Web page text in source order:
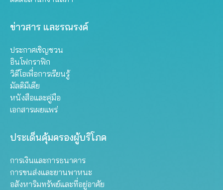
ข่าวสาร และรณรงค์
ประกาศเชิญชวน
อินโฟกราฟิก
วิดีโอเพื่อการเรียนรู้
มัลติมีเดีย
หนังสือและคู่มือ
เอกสารเผยแพร่
ประเด็นคุ้มครองผู้บริโภค
การเงินและการธนาคาร
การขนส่งและยานพาหนะ
อสังหาริมทรัพย์และที่อยู่อาศัย